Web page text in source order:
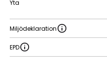
Yta
Miljödeklaration
EPD